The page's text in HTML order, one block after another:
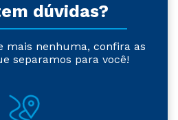
dúvidas?
mais nenhuma, confira as
separamos para você!